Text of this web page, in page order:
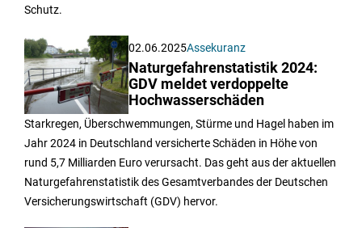
Schutz.
02.06.2025Assekuranz
Naturgefahrenstatistik 2024:
GDV meldet verdoppelte
Hochwasserschäden
Starkregen, Überschwemmungen, Stürme und Hagel haben im
Jahr 2024 in Deutschland versicherte Schäden in Höhe von
rund 5,7 Milliarden Euro verursacht. Das geht aus der aktuellen
Naturgefahrenstatistik des Gesamtverbandes der Deutschen
Versicherungswirtschaft (GDV) hervor.